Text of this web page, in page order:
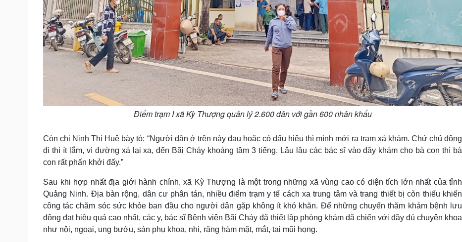
Điểm trạm I xã Kỳ Thượng quản lý 2.600 dân với gần 600 nhân khẩu
Còn chị Nịnh Thị Huệ bày tỏ: “Người dân ở trên này đau hoặc có dấu hiệu thì mình mới ra trạm xá khám. Chứ chủ động
đi thì ít lắm, vì đường xá lại xa, đến Bãi Cháy khoảng tầm 3 tiếng. Lâu lâu các bác sĩ vào đây khám cho bà con thì bà
con rất phấn khởi đấy.”
Sau khi hợp nhất địa giới hành chính, xã Kỳ Thượng là một trong những xã vùng cao có diện tích lớn nhất của tỉnh
Quảng Ninh. Địa bàn rộng, dân cư phân tán, nhiều điểm trạm y tế cách xa trung tâm và trang thiết bị còn thiếu khiến
công tác chăm sóc sức khỏe ban đầu cho người dân gặp không ít khó khăn. Để những chuyến thăm khám bệnh lưu
động đạt hiệu quả cao nhất, các y, bác sĩ Bệnh viện Bãi Cháy đã thiết lập phòng khám dã chiến với đầy đủ chuyên khoa
như nội, ngoại, ung bướu, sản phụ khoa, nhi, răng hàm mặt, mắt, tai mũi họng.